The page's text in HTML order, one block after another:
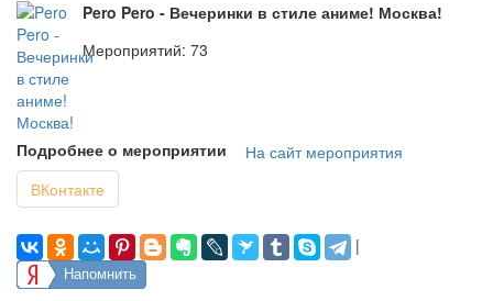
Pero Pero - Вечеринки в стиле аниме! Москва!
Мероприятий: 73
Подробнее о мероприятии
На сайт мероприятия
ВКонтакте
|
Напомнить